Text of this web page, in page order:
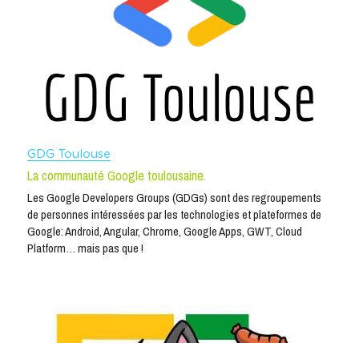
GDG Toulouse
La communauté Google toulousaine.
Les Google Developers Groups (GDGs) sont des regroupements
de personnes intéressées par les technologies et plateformes de
Google: Android, Angular, Chrome, Google Apps, GWT, Cloud
Platform… mais pas que !